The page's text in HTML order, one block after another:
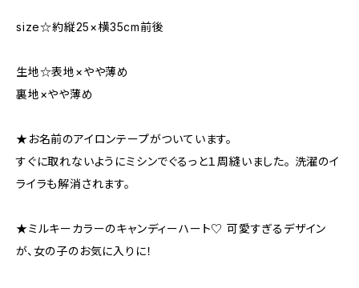
size☆約縦25×横35cm前後
生地☆表地×やや薄め
裏地×やや薄め
★お名前のアイロンテープがついています。
すぐに取れないようにミシンでぐるっと１周縫いました。 洗濯のイ
ライラも解消されます。
★ミルキーカラーのキャンディーハート♡ 可愛すぎるデザイン
が、女の子のお気に入りに！